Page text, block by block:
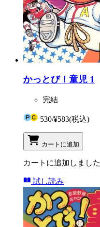
かっとび！童児 1
完結
530/¥583(税込)
カートに追加
カートに追加しました
試し読み